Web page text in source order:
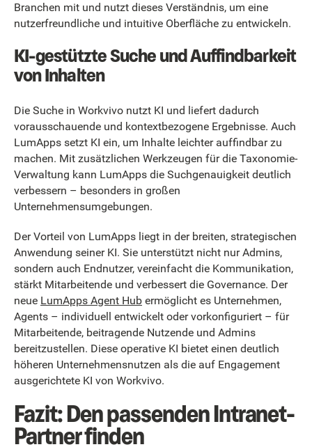
Branchen mit und nutzt dieses Verständnis, um eine
nutzerfreundliche und intuitive Oberfläche zu entwickeln.
KI-gestützte Suche und Auffindbarkeit
von Inhalten
Die Suche in Workvivo nutzt KI und liefert dadurch
vorausschauende und kontextbezogene Ergebnisse. Auch
LumApps setzt KI ein, um Inhalte leichter auffindbar zu
machen. Mit zusätzlichen Werkzeugen für die Taxonomie-
Verwaltung kann LumApps die Suchgenauigkeit deutlich
verbessern – besonders in großen
Unternehmensumgebungen.
Der Vorteil von LumApps liegt in der breiten, strategischen
Anwendung seiner KI. Sie unterstützt nicht nur Admins,
sondern auch Endnutzer, vereinfacht die Kommunikation,
stärkt Mitarbeitende und verbessert die Governance. Der
neue LumApps Agent Hub ermöglicht es Unternehmen,
Agents – individuell entwickelt oder vorkonfiguriert – für
Mitarbeitende, beitragende Nutzende und Admins
bereitzustellen. Diese operative KI bietet einen deutlich
höheren Unternehmensnutzen als die auf Engagement
ausgerichtete KI von Workvivo.
Fazit: Den passenden Intranet-
Partner finden